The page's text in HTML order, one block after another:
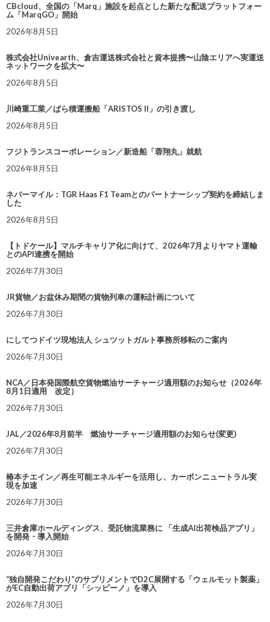
CBcloud、全国の「Marq」施設を起点とした新たな配送プラットフォー
ム「MarqGO」開始
2026年8月5日
株式会社Univearth、倉吉運送株式会社と資本提携〜山陰エリアへ実運送
ネットワークを拡大〜
2026年8月5日
川崎重工業／ばら積運搬船「ARISTOS II」の引き渡し
2026年8月5日
フジトランスコーポレーション／新造船「蓉翔丸」就航
2026年8月5日
ネバーマイル：TGR Haas F1 Teamとのパートナーシップ契約を締結しま
した
2026年8月5日
【トドケール】マルチキャリア化に向けて、2026年7月よりヤマト運輸
とのAPI連携を開始
2026年7月30日
JR貨物／お盆休み期間の貨物列車の運転計画について
2026年7月30日
にしてつドイツ現地法人 シュツットガルト事務所移転のご案内
2026年7月30日
NCA／日本発国際航空貨物燃油サーチャージ適用額のお知らせ（2026年
8月1日適用 改定）
2026年7月30日
JAL／2026年8月前半 燃油サーチャージ適用額のお知らせ(変更)
2026年7月30日
椿本チエイン／再生可能エネルギーを活用し、カーボンニュートラル実
現を加速
2026年7月30日
三井倉庫ホールディングス、受託物流業務に 「生成AI出荷検品アプリ」
を開発・導入開始
2026年7月30日
“独自開発こだわり”のサプリメントでD2C展開する「ウェルモット製薬」
がEC自動出荷アプリ「シッピーノ」を導入
2026年7月30日